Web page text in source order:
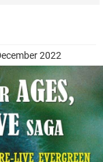
2022